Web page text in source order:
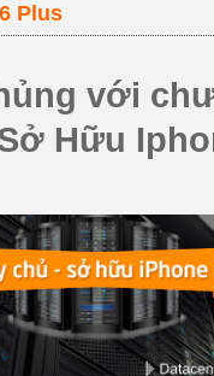
Plus
với
Hữu